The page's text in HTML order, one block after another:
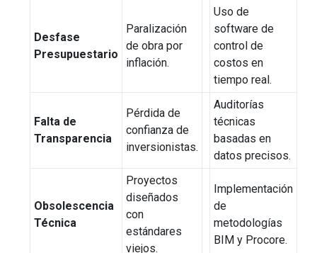
Desfase
Presupuestario
Paralización
de obra por
inflación.
Uso de
software de
control de
costos en
tiempo real.
Falta de
Transparencia
Pérdida de
confianza de
inversionistas.
Auditorías
técnicas
basadas en
datos precisos.
Obsolescencia
Técnica
Proyectos
diseñados
con
estándares
viejos.
Implementación
de
metodologías
BIM y Procore.